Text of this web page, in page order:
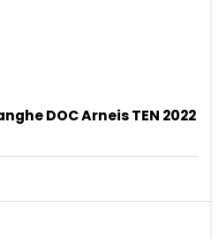
DOC Arneis TEN 2022